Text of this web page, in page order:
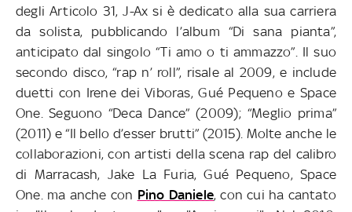
degli Articolo 31, J-Ax si è dedicato alla sua carriera
da solista, pubblicando l’album “Di sana pianta”,
anticipato dal singolo “Ti amo o ti ammazzo”. Il suo
secondo disco, “rap n’ roll”, risale al 2009, e include
duetti con Irene dei Viboras, Gué Pequeno e Space
One. Seguono “Deca Dance” (2009); “Meglio prima”
(2011) e “Il bello d’esser brutti” (2015). Molte anche le
collaborazioni, con artisti della scena rap del calibro
di Marracash, Jake La Furia, Gué Pequeno, Space
One. ma anche con Pino Daniele, con cui ha cantato